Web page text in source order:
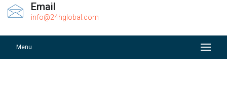
Email
info@24hglobal.com
Menu